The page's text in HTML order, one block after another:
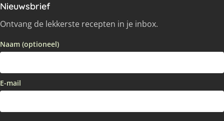
Nieuwsbrief
Ontvang de lekkerste recepten in je inbox.
Naam (optioneel)
E-mail